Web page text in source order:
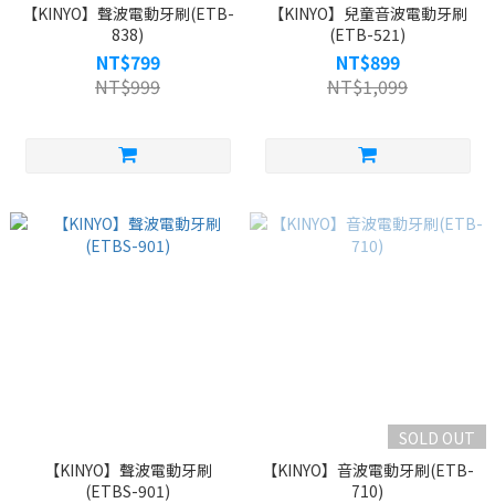
【KINYO】聲波電動牙刷(ETB-
838)
NT$799
NT$999
【KINYO】兒童音波電動牙刷
(ETB-521)
NT$899
NT$1,099
【KINYO】聲波電動牙刷
(ETBS-901)
SOLD OUT
【KINYO】音波電動牙刷(ETB-
710)